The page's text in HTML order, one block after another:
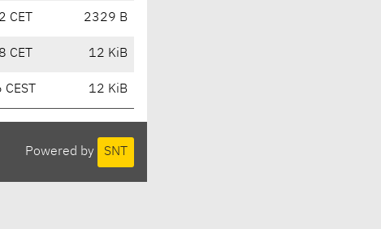
CET 2329 B
CET 12 KiB
12 KiB
Powered by SNT